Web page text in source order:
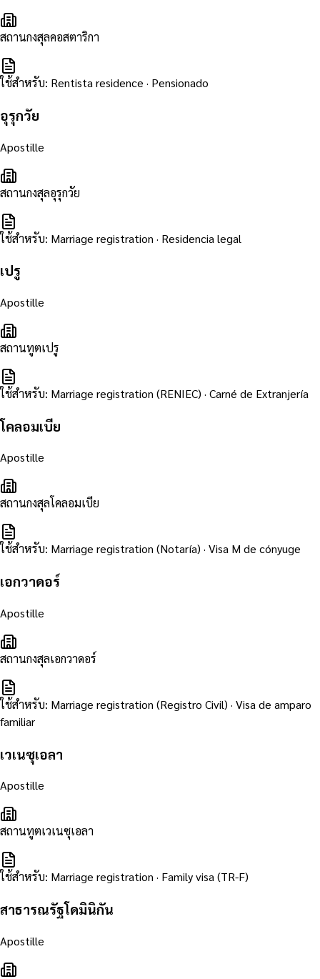
สถานกงสุลคอสตาริกา
ใช้สำหรับ: Rentista residence · Pensionado
อุรุกวัย
Apostille
สถานกงสุลอุรุกวัย
ใช้สำหรับ: Marriage registration · Residencia legal
เปรู
Apostille
สถานทูตเปรู
ใช้สำหรับ: Marriage registration (RENIEC) · Carné de Extranjería
โคลอมเบีย
Apostille
สถานกงสุลโคลอมเบีย
ใช้สำหรับ: Marriage registration (Notaría) · Visa M de cónyuge
เอกวาดอร์
Apostille
สถานกงสุลเอกวาดอร์
ใช้สำหรับ: Marriage registration (Registro Civil) · Visa de amparo
familiar
เวเนซุเอลา
Apostille
สถานทูตเวเนซุเอลา
ใช้สำหรับ: Marriage registration · Family visa (TR-F)
สาธารณรัฐโดมินิกัน
Apostille